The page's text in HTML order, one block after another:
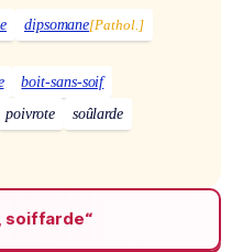
dipsomane[Pathol.]
boit-sans-soif
poivrote
soûlarde
soiffarde“